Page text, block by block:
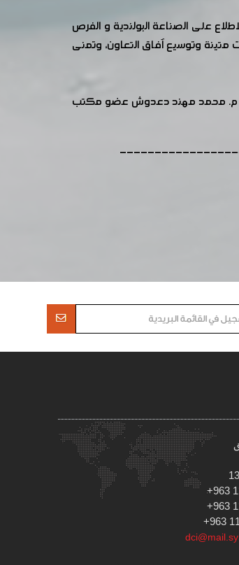
على الصناعة البولندية و الفرص
متينة وتوسيع آفاق التعاون، وتمنى
م. محمد مهند دعدوش عضو مكتب
dci@mail.sy